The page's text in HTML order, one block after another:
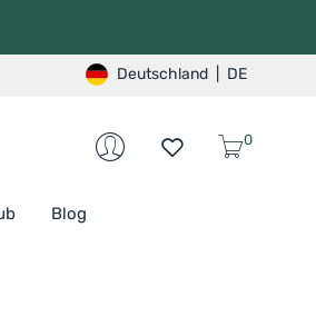
Deutschland DE
0
Blog